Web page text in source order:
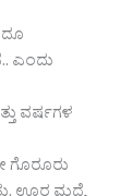
ಎಂದು
ವರ್ಷಗಳ
ಗೊರೂರು